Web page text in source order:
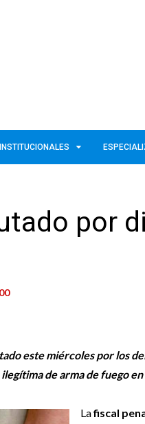
INSTITUCIONALES
por
este miércoles por los
de arma de fuego
Lafiscal